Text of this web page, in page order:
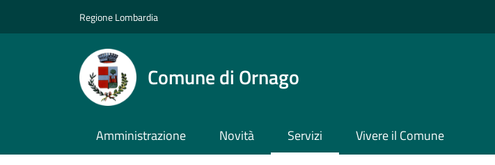
Regione Lombardia
Comune di Ornago
Amministrazione Novità Servizi Vivere il Comune